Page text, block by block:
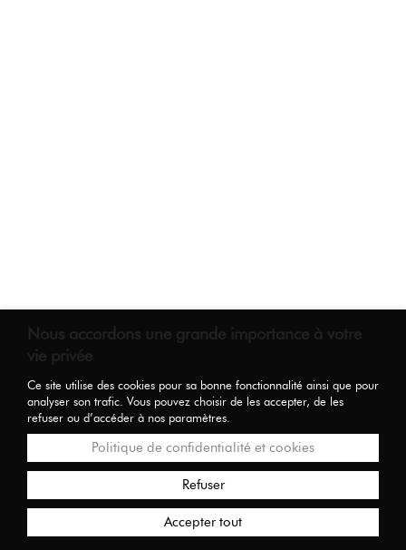
Nous accordons une grande importance à votre
vie privée
Ce site utilise des cookies pour sa bonne fonctionnalité ainsi que pour
analyser son trafic. Vous pouvez choisir de les accepter, de les
refuser ou d’accéder à nos paramètres.
Politique de confidentialité et cookies
Refuser
Accepter tout